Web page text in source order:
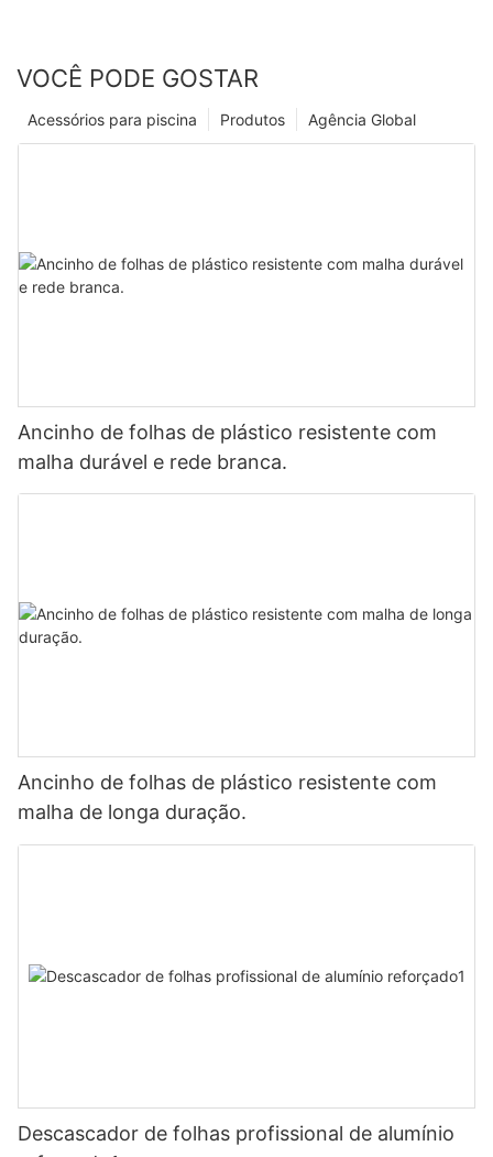
VOCÊ PODE GOSTAR
Agência Global
Produtos
Acessórios para piscina
Ancinho de folhas de plástico resistente com
malha durável e rede branca.
Ancinho de folhas de plástico resistente com
malha de longa duração.
Descascador de folhas profissional de alumínio